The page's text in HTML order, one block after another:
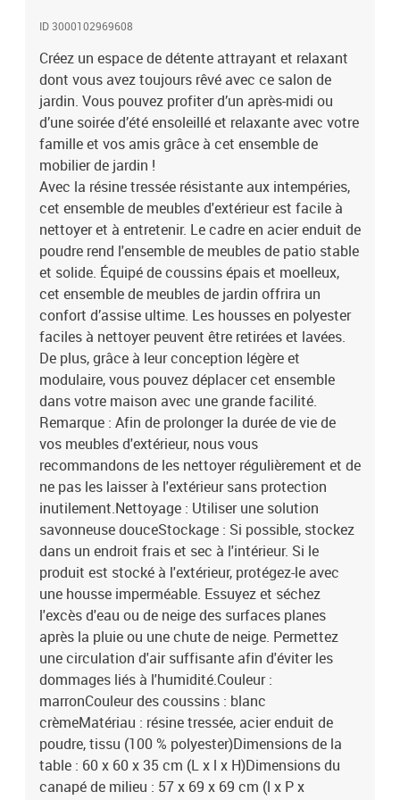
régulièrement et de ne pas les laisser à l'extérieur sans protection
inutilement.Nettoyage : Utiliser une solution savonneuse
douceStockage : Si possible, stockez dans un endroit frais et sec à
l'intérieur. Si le produit est stocké à l'extérieur, protégez-le avec une
housse imperméable. Essuyez et séchez l'excès d'eau ou de neige
des surfaces planes après la pluie ou une chute de neige.
Permettez une circulation d'air suffisante afin d'éviter les
dommages liés à l'humidité.Couleur : marronCouleur des coussins
: blanc crèmeMatériau : résine tressée, acier enduit de poudre,
tissu (100 % polyester)Dimensions de la table : 60 x 60 x 35 cm (L x
l x H)Dimensions du canapé de milieu : 57 x 69 x 69 cm (l x P x
H)Dimensions du canapé d'angle : 69 x 69 x 69 cm (l x P x
H)Dimensions du repose-pied : 60 x 60 x 35 cm (L x l x H)Largeur
du siège : 57 cmProfondeur du siège : 57 cmHauteur du siège à
partir du sol : 35 cmL'assemblage est requisLa livraison contient :1
x table4 x canapé central3 x canapé d'angle1 x repose-pied8 x
coussin de siège10 x coussin de dossier
ID 3000102969608
Créez un espace de détente attrayant et relaxant
dont vous avez toujours rêvé avec ce salon de
jardin. Vous pouvez profiter d’un après-midi ou
d’une soirée d’été ensoleillé et relaxante avec votre
famille et vos amis grâce à cet ensemble de
mobilier de jardin !
Avec la résine tressée résistante aux intempéries,
cet ensemble de meubles d'extérieur est facile à
nettoyer et à entretenir. Le cadre en acier enduit de
poudre rend l'ensemble de meubles de patio stable
et solide. Équipé de coussins épais et moelleux,
cet ensemble de meubles de jardin offrira un
confort d’assise ultime. Les housses en polyester
faciles à nettoyer peuvent être retirées et lavées.
De plus, grâce à leur conception légère et
modulaire, vous pouvez déplacer cet ensemble
dans votre maison avec une grande facilité.
Remarque : Afin de prolonger la durée de vie de
vos meubles d'extérieur, nous vous
recommandons de les nettoyer régulièrement et de
ne pas les laisser à l'extérieur sans protection
inutilement.Nettoyage : Utiliser une solution
savonneuse douceStockage : Si possible, stockez
dans un endroit frais et sec à l'intérieur. Si le
produit est stocké à l'extérieur, protégez-le avec
une housse imperméable. Essuyez et séchez
l'excès d'eau ou de neige des surfaces planes
après la pluie ou une chute de neige. Permettez
une circulation d'air suffisante afin d'éviter les
dommages liés à l'humidité.Couleur :
marronCouleur des coussins : blanc
crèmeMatériau : résine tressée, acier enduit de
poudre, tissu (100 % polyester)Dimensions de la
table : 60 x 60 x 35 cm (L x l x H)Dimensions du
canapé de milieu : 57 x 69 x 69 cm (l x P x